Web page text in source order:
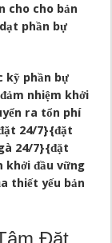
cho cho bản
phần bự
kỹ phần bự
nhiệm khởi
ra tổn phí
24/7}{đặt
24/7}{đặt
khởi đầu vững
thiết yếu bản